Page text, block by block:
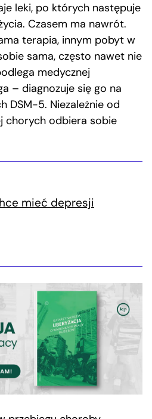
leki, po których następuje
Czasem ma nawrót.
terapia, innym pobyt w
sama, często nawet nie
medycznej
– diagnozuje się go na
DSM-5. Niezależnie od
chorych odbiera sobie
mieć depresji